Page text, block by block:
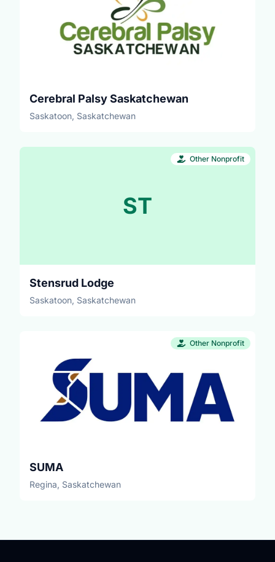
concentrons notre énergie et nos efforts à
mobiliser les décideurs et décideuses
politiques comme les chef.fe.s de partis,
député.es, sénateurs et sénatrices, car ils et
requis pour éradiquer l’extrême pauvreté.
Nous faisons aussi de la sensibilisation en
écrivant des lettres ouvertes aux journaux, en
fonds et bien plus. Souvent, la première étape
est d’attirer l’attention sur ces enjeux et de les
actions s’accumulent et ont ainsi de l’impact.
engagement : 1 an minimum, 1-2 heures par
leur.s leader.s de groupe pour obtenir des
conseils. Il est aussi recommandé d’assister à
d’autres appels virtuels et webinaires dirigés
par les employées de Résultats. Vous êtes
plaidoyer, en apprendre plus sur les causes et
solutions à l’extrême pauvreté, puis vous vous
engagez à passer à l’action à chaque mois?
Joignez-vous à nous! Inscrivez-vous en tant
que bénévole aujourd'hui!
Cerebral Palsy Saskatchewan
Saskatoon, Saskatchewan
ST
Other Nonprofit
Stensrud Lodge
Saskatoon, Saskatchewan
Other Nonprofit
SUMA
Regina, Saskatchewan